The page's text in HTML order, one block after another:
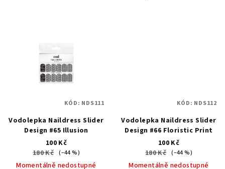
Vodolepka Naildress Slider
Design #65 Illusion
100 Kč
180 Kč (–44 %)
Momentálně nedostupné
KÓD: NDS111
Vodolepka Naildress Slider
Design #66 Floristic Print
100 Kč
180 Kč (–44 %)
Momentálně nedostupné
KÓD: NDS112